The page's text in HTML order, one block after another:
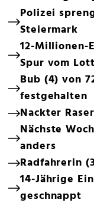
Polizei
Steiermark
12-Millionen-
Spur vom
Bub (4) von
festgehalten
Nackter
Nächste
anders
Radfahrerin
14-Jährige
geschnappt